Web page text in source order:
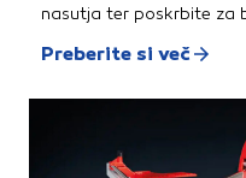
nasutja ter poskrbite za
Preberite si več